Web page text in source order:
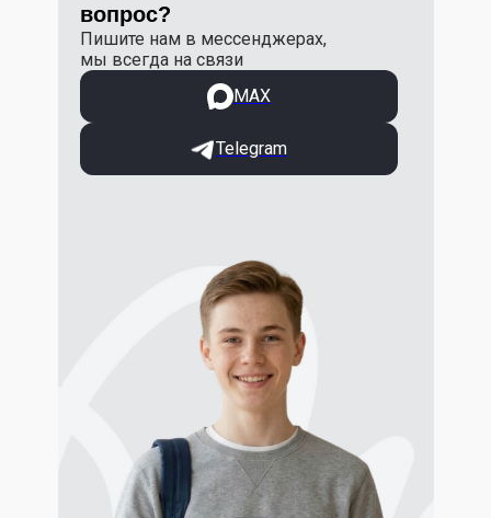
вопрос?
Пишите нам в мессенджерах,
мы всегда на связи
МАХ
Telegram